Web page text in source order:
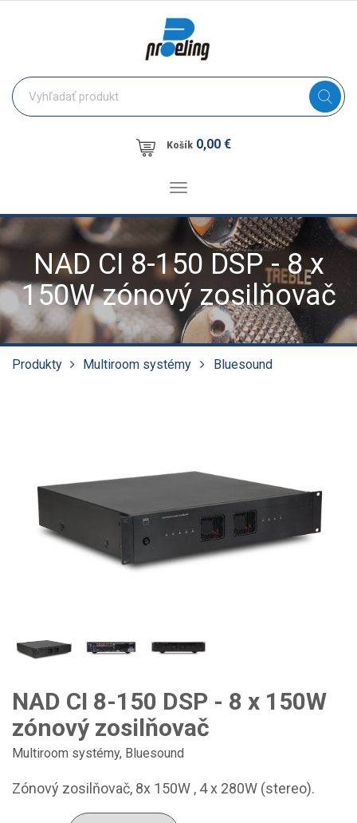
Košík 0,00 €
Toggle
NAD CI 8-150 DSP - 8 x
150W zónový zosilňovač
Produkty Multiroom systémy Bluesound
NAD CI 8-150 DSP - 8 x 150W
zónový zosilňovač
Multiroom systémy, Bluesound
Zónový zosilňovač, 8x 150W , 4 x 280W (stereo).